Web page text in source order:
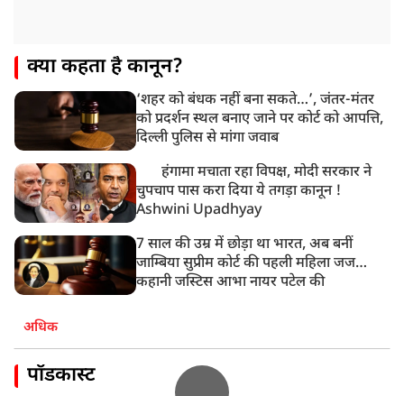
क्या कहता है कानून?
‘शहर को बंधक नहीं बना सकते…’, जंतर-मंतर
को प्रदर्शन स्थल बनाए जाने पर कोर्ट को आपत्ति,
दिल्ली पुलिस से मांगा जवाब
हंगामा मचाता रहा विपक्ष, मोदी सरकार ने
चुपचाप पास करा दिया ये तगड़ा कानून !
Ashwini Upadhyay
7 साल की उम्र में छोड़ा था भारत, अब बनीं
जाम्बिया सुप्रीम कोर्ट की पहली महिला जज…
कहानी जस्टिस आभा नायर पटेल की
अधिक
पॉडकास्ट